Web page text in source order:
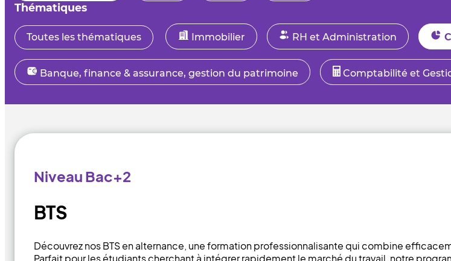
Thématiques
Toutes les thématiques Immobilier RH et Administration
Banque, finance & assurance, gestion du patrimoine Comptabilité et
Niveau Bac+2
BTS
Découvrez nos BTS en alternance, une formation professionnalisante qui combine
Parfait pour les étudiants cherchant à intégrer rapidement le marché du travail, notre